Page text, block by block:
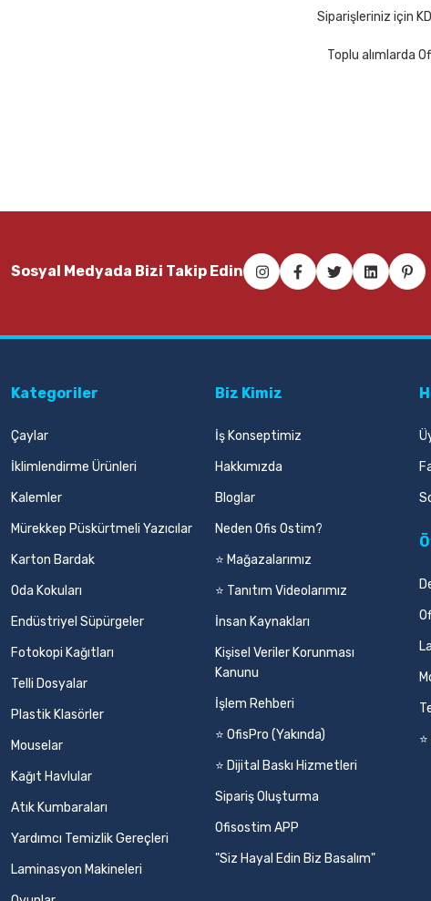
Siparişleriniz için
Toplu alımlarda
Sosyal Medyada Bizi Takip Edin
Kategoriler
Çaylar
İklimlendirme Ürünleri
Kalemler
Mürekkep Püskürtmeli Yazıcılar
Karton Bardak
Oda Kokuları
Endüstriyel Süpürgeler
Fotokopi Kağıtları
Telli Dosyalar
Plastik Klasörler
Mouselar
Kağıt Havlular
Atık Kumbaraları
Yardımcı Temizlik Gereçleri
Laminasyon Makineleri
Biz Kimiz
İş Konseptimiz
Hakkımızda
Bloglar
Neden Ofis Ostim?
⭐ Mağazalarımız
⭐ Tanıtım Videolarımız
İnsan Kaynakları
Kişisel Veriler Korunması
Kanunu
İşlem Rehberi
⭐ OfisPro (Yakında)
⭐ Dijital Baskı Hizmetleri
Sipariş Oluşturma
Ofisostim APP
"Siz Hayal Edin Biz Basalım"